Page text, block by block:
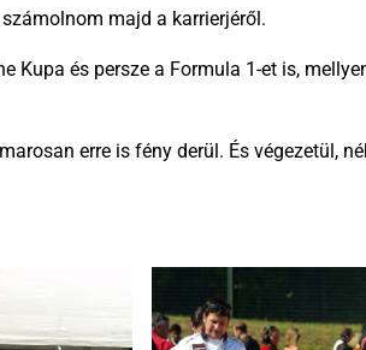
majd a karrierjéről.
Kupa és persze a Formula 1-et is,
erre is fény derül. És végezetül,